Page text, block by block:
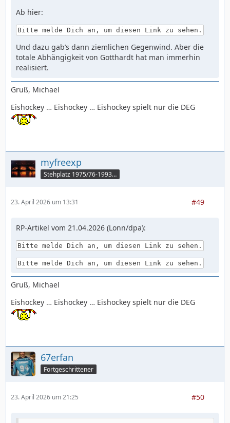
Ab hier:
Bitte melde Dich an, um diesen Link zu sehen.
Und dazu gab’s dann ziemlichen Gegenwind. Aber die
totale Abhängigkeit von Gotthardt hat man immerhin
realisiert.
Gruß, Michael
Eishockey … Eishockey … Eishockey spielt nur die DEG
myfreexp
Stehplatz 1975/76-1993/94
23. April 2026 um 13:31 #49
RP-Artikel vom 21.04.2026 (Lonn/dpa):
Bitte melde Dich an, um diesen Link zu sehen.
Bitte melde Dich an, um diesen Link zu sehen.
Gruß, Michael
Eishockey … Eishockey … Eishockey spielt nur die DEG
67erfan
Fortgeschrittener
23. April 2026 um 21:25 #50